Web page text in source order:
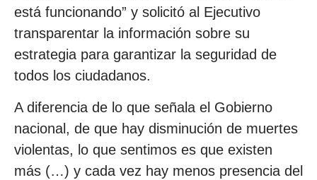
está funcionando” y solicitó al Ejecutivo
transparentar la información sobre su
estrategia para garantizar la seguridad de
todos los ciudadanos.
A diferencia de lo que señala el Gobierno
nacional, de que hay disminución de muertes
violentas, lo que sentimos es que existen
más (…) y cada vez hay menos presencia del